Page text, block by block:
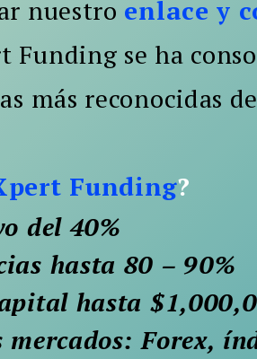
nuestro enlace y
Funding se ha
más reconocidas
Funding?
del 40%
hasta 80 – 90%
hasta
mercados: Forex,